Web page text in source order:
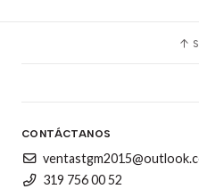
CONTÁCTANOS
319 756 00 52